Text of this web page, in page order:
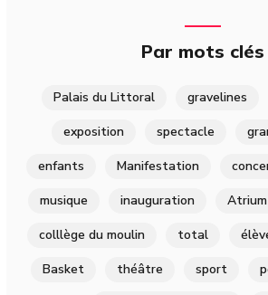
Par mots clés
Palais du Littoral gravelines
exposition
spectacle
enfants
Manifestation
musique
inauguration Atrium
colllège du moulin
total
Basket
théâtre sport